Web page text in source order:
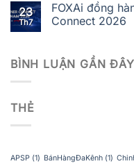
23
Th7
FOXAi đồng
Connect 2026
BÌNH LUẬN GẦN ĐÂY
THẺ
APSP (1) BánHàngĐaKênh (1)